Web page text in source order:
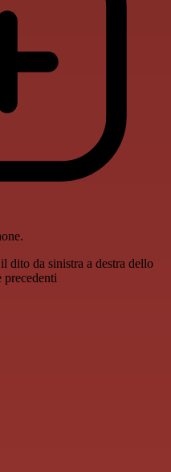
dito da sinistra a destra dello
precedenti